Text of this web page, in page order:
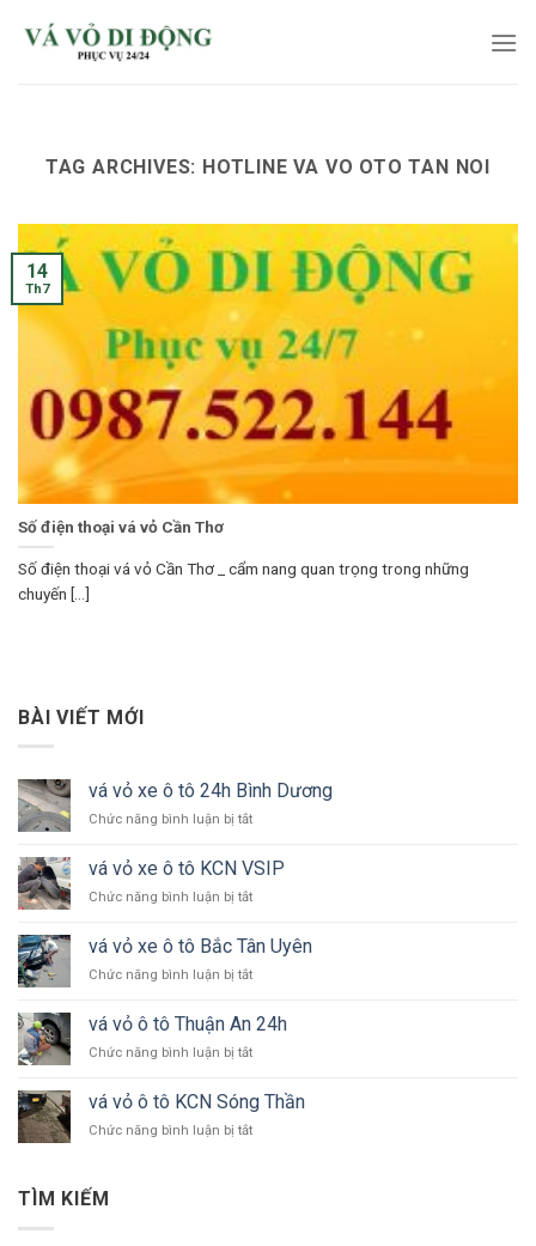
TAG ARCHIVES: HOTLINE VA VO OTO TAN NOI
Số điện thoại vá vỏ Cần Thơ
Số điện thoại vá vỏ Cần Thơ _ cẩm nang quan trọng trong những
chuyến [...]
14
Th7
BÀI VIẾT MỚI
vá vỏ xe ô tô 24h Bình Dương
Chức năng bình luận bị tắtở
vỏ
xe
ô
24h
Dương
vá vỏ xe ô tô KCN VSIP
Chức năng bình luận bị tắtở
vỏ
xe
ô
KCN
vá vỏ xe ô tô Bắc Tân Uyên
Chức năng bình luận bị tắtở
vỏ
xe
ô
Bắc
Tân
Uyên
vá vỏ ô tô Thuận An 24h
Chức năng bình luận bị tắtở
ô
tô
vá vỏ ô tô KCN Sóng Thần
Chức năng bình luận bị tắtở
TÌM KIẾM